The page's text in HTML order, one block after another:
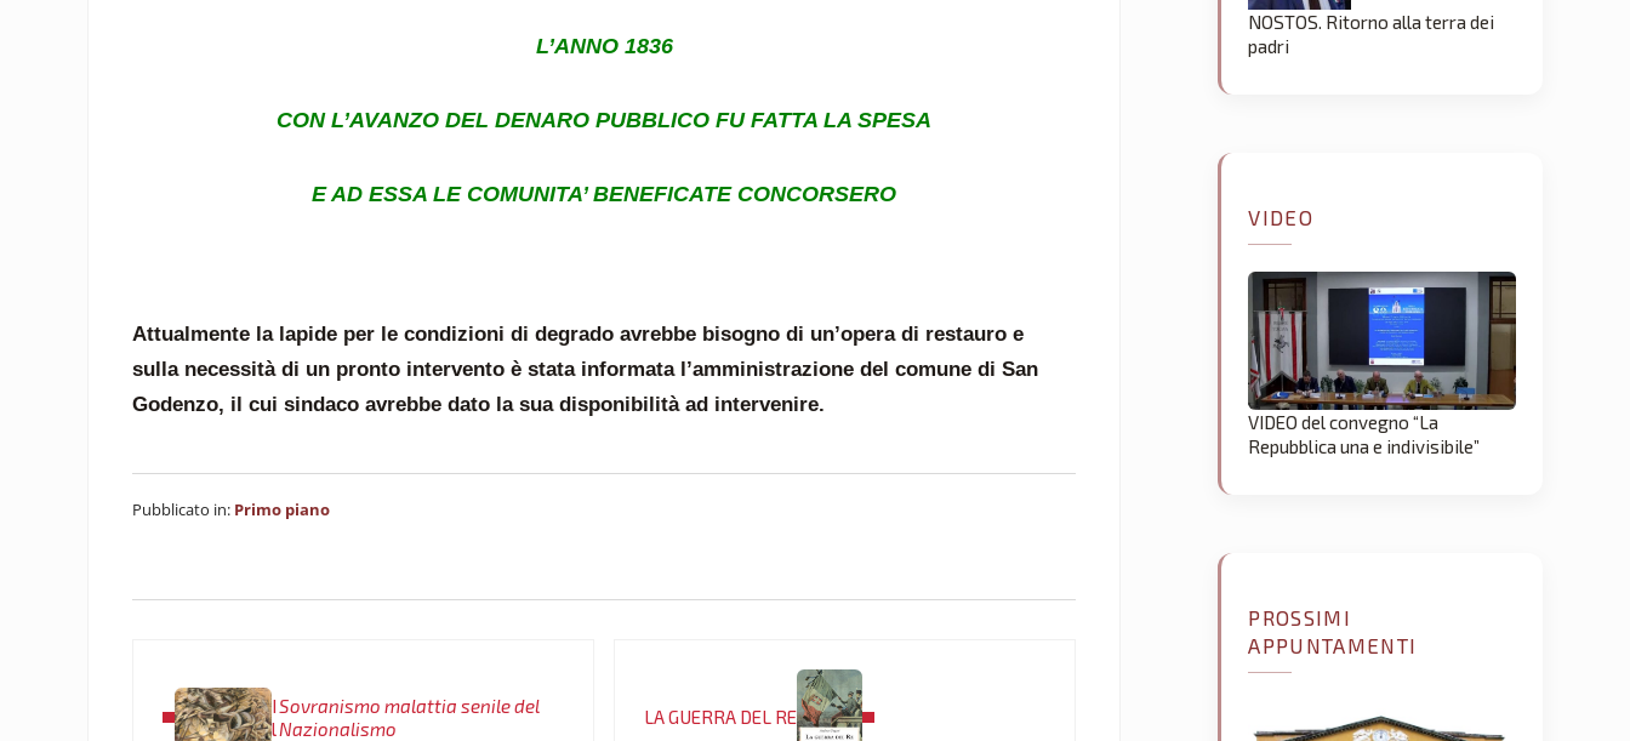
L’ANNO 1836
CON L’AVANZO DEL DENARO PUBBLICO FU FATTA LA SPESA
E AD ESSA LE COMUNITA’ BENEFICATE CONCORSERO
Attualmente la lapide per le condizioni di degrado avrebbe bisogno di un’opera di restauro e
sulla necessità di un pronto intervento è stata informata l’amministrazione del comune di San
Godenzo, il cui sindaco avrebbe dato la sua disponibilità ad intervenire.
Pubblicato in: Primo piano
I
l
Sovranismo malattia senile del
Nazionalismo
LA GUERRA DEL RE
NOSTOS. Ritorno alla terra dei
padri
VIDEO
VIDEO del convegno “La
Repubblica una e indivisibile”
PROSSIMI
APPUNTAMENTI